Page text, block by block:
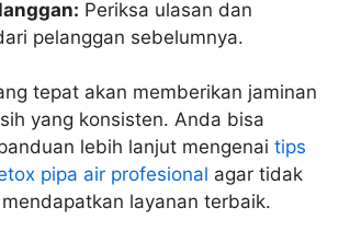
Periksa ulasan dan
pelanggan sebelumnya.
tepat akan memberikan jaminan
yang konsisten. Anda bisa
lebih lanjut mengenai tips
pipa air profesional agar tidak
layanan terbaik.